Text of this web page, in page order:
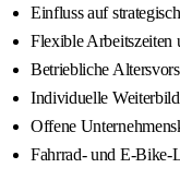
Einfluss auf
Flexible
Betriebliche
Individuelle
Offene
Fahrrad- und E-Bike-